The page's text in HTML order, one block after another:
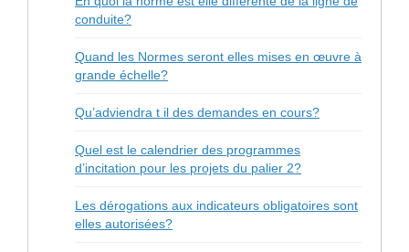
conduite?
Quand les Normes seront elles mises en œuvre à
grande échelle?
Qu’adviendra t il des demandes en cours?
Quel est le calendrier des programmes
d’incitation pour les projets du palier 2?
Les dérogations aux indicateurs obligatoires sont
elles autorisées?